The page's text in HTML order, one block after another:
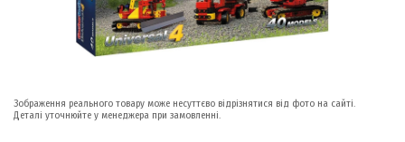
Зображення реального товару може несуттєво відрізнятися від фото на сайті.
Деталі уточнюйте у менеджера при замовленні.